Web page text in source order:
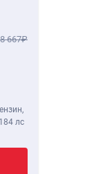
667
184 лс